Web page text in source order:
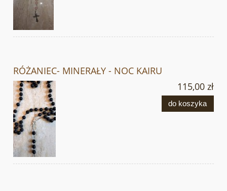
RÓŻANIEC- MINERAŁY - NOC KAIRU
115,00 zł
do koszyka